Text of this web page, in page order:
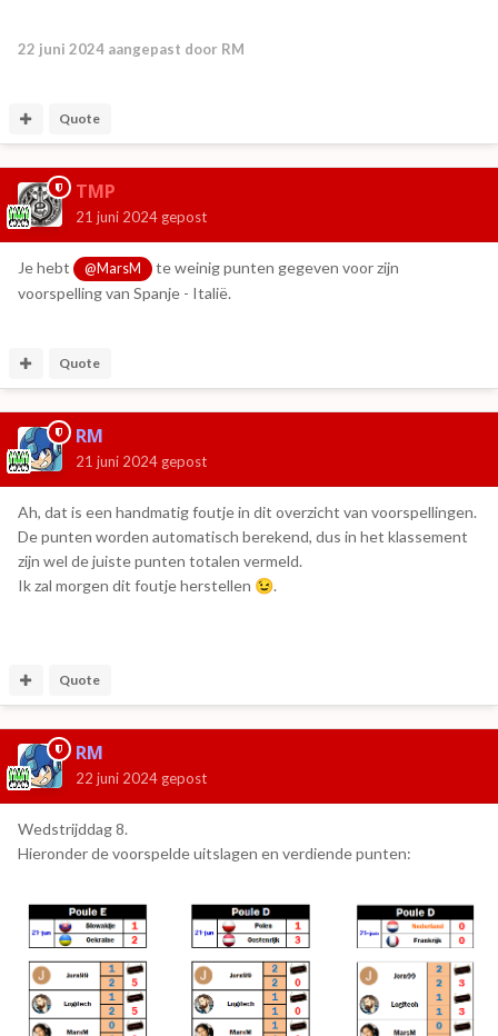
22 juni 2024 aangepast door RM
Quote
TMP
21 juni 2024 gepost
Je hebt @MarsM
te weinig punten gegeven voor zijn
voorspelling van Spanje - Italië.
Quote
RM
21 juni 2024 gepost
Ah, dat is een handmatig foutje in dit overzicht van voorspellingen.
De punten worden automatisch berekend, dus in het klassement
zijn wel de juiste punten totalen vermeld.
Ik zal morgen dit foutje herstellen 😉.
Quote
RM
22 juni 2024 gepost
Wedstrijddag 8.
Hieronder de voorspelde uitslagen en verdiende punten: